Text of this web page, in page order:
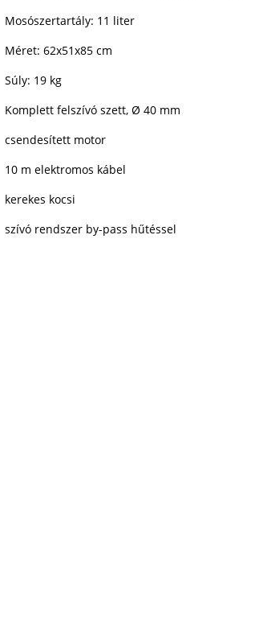
Mosószertartály: 11 liter
Méret: 62x51x85 cm
Súly: 19 kg
Komplett felszívó szett, Ø 40 mm
csendesített motor
10 m elektromos kábel
kerekes kocsi
szívó rendszer by-pass hűtéssel